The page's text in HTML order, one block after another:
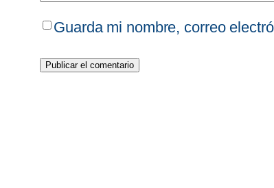
Guarda mi nombre, correo